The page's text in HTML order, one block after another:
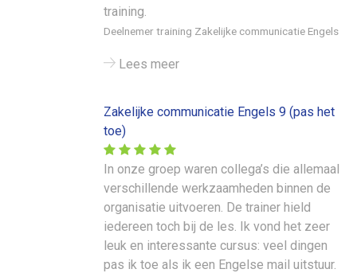
training.
Deelnemer training Zakelijke communicatie Engels
Lees meer
Zakelijke communicatie Engels 9 (pas het
toe)
In onze groep waren collega’s die allemaal
verschillende werkzaamheden binnen de
organisatie uitvoeren. De trainer hield
iedereen toch bij de les. Ik vond het zeer
leuk en interessante cursus: veel dingen
pas ik toe als ik een Engelse mail uitstuur.